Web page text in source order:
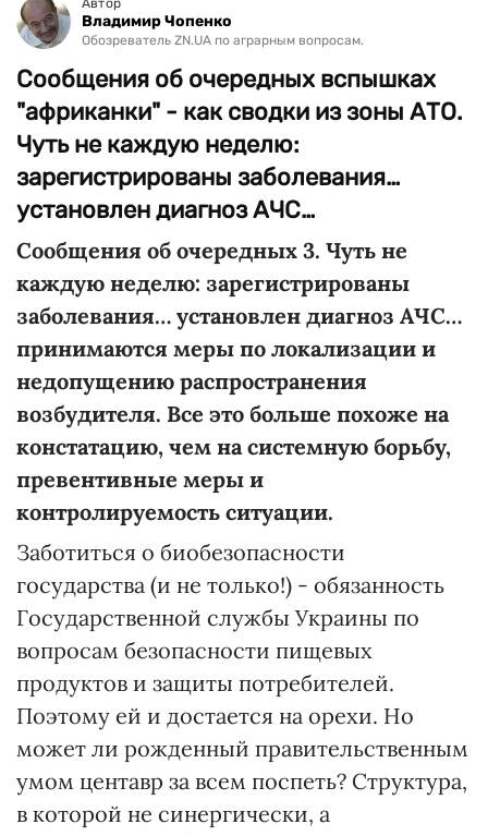
Автор
Владимир Чопенко
Обозреватель ZN.UA по аграрным вопросам.
Сообщения об очередных вспышках
"африканки" - как сводки из зоны АТО.
Чуть не каждую неделю:
зарегистрированы заболевания…
установлен диагноз АЧС…
Сообщения об очередных 3. Чуть не
каждую неделю: зарегистрированы
заболевания… установлен диагноз АЧС…
принимаются меры по локализации и
недопущению распространения
возбудителя. Все это больше похоже на
констатацию, чем на системную борьбу,
превентивные меры и
контролируемость ситуации.
Заботиться о биобезопасности
государства (и не только!) - обязанность
Государственной службы Украины по
вопросам безопасности пищевых
продуктов и защиты потребителей.
Поэтому ей и достается на орехи. Но
может ли рожденный правительственным
умом центавр за всем поспеть? Структура,
в которой не синергически, а